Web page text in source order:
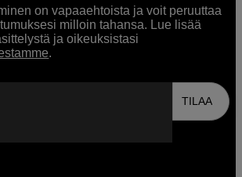
on vapaaehtoista ja voit peruuttaa
milloin tahansa. Lue lisää
ja oikeuksistasi
.
TILAA